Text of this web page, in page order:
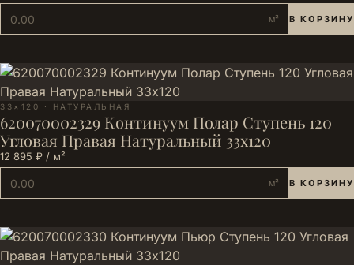
м² В КОРЗИНУ
33×120 · НАТУРАЛЬНАЯ
620070002329 Континуум Полар Ступень 120
Угловая Правая Натуральный 33х120
12 895 ₽ / м²
м² В КОРЗИНУ